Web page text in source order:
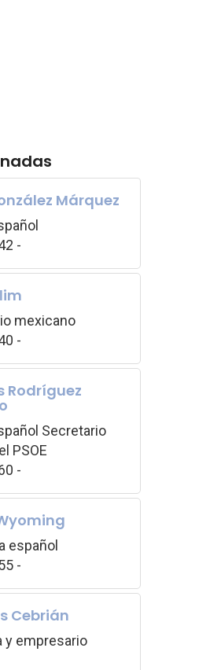
Márquez
-
mexicano
-
Rodríguez
Secretario
PSOE
-
español
-
Cebrián
y empresario